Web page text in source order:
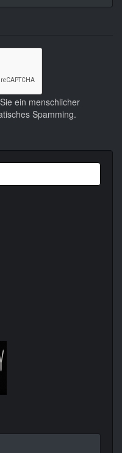
ein menschlicher
Spamming.